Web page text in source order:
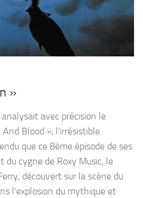
»
avec précision le
Blood », l’irrésistible
que ce 8éme épisode de ses
cygne de Roxy Music, le
découvert sur la scène du
l’explosion du mythique et